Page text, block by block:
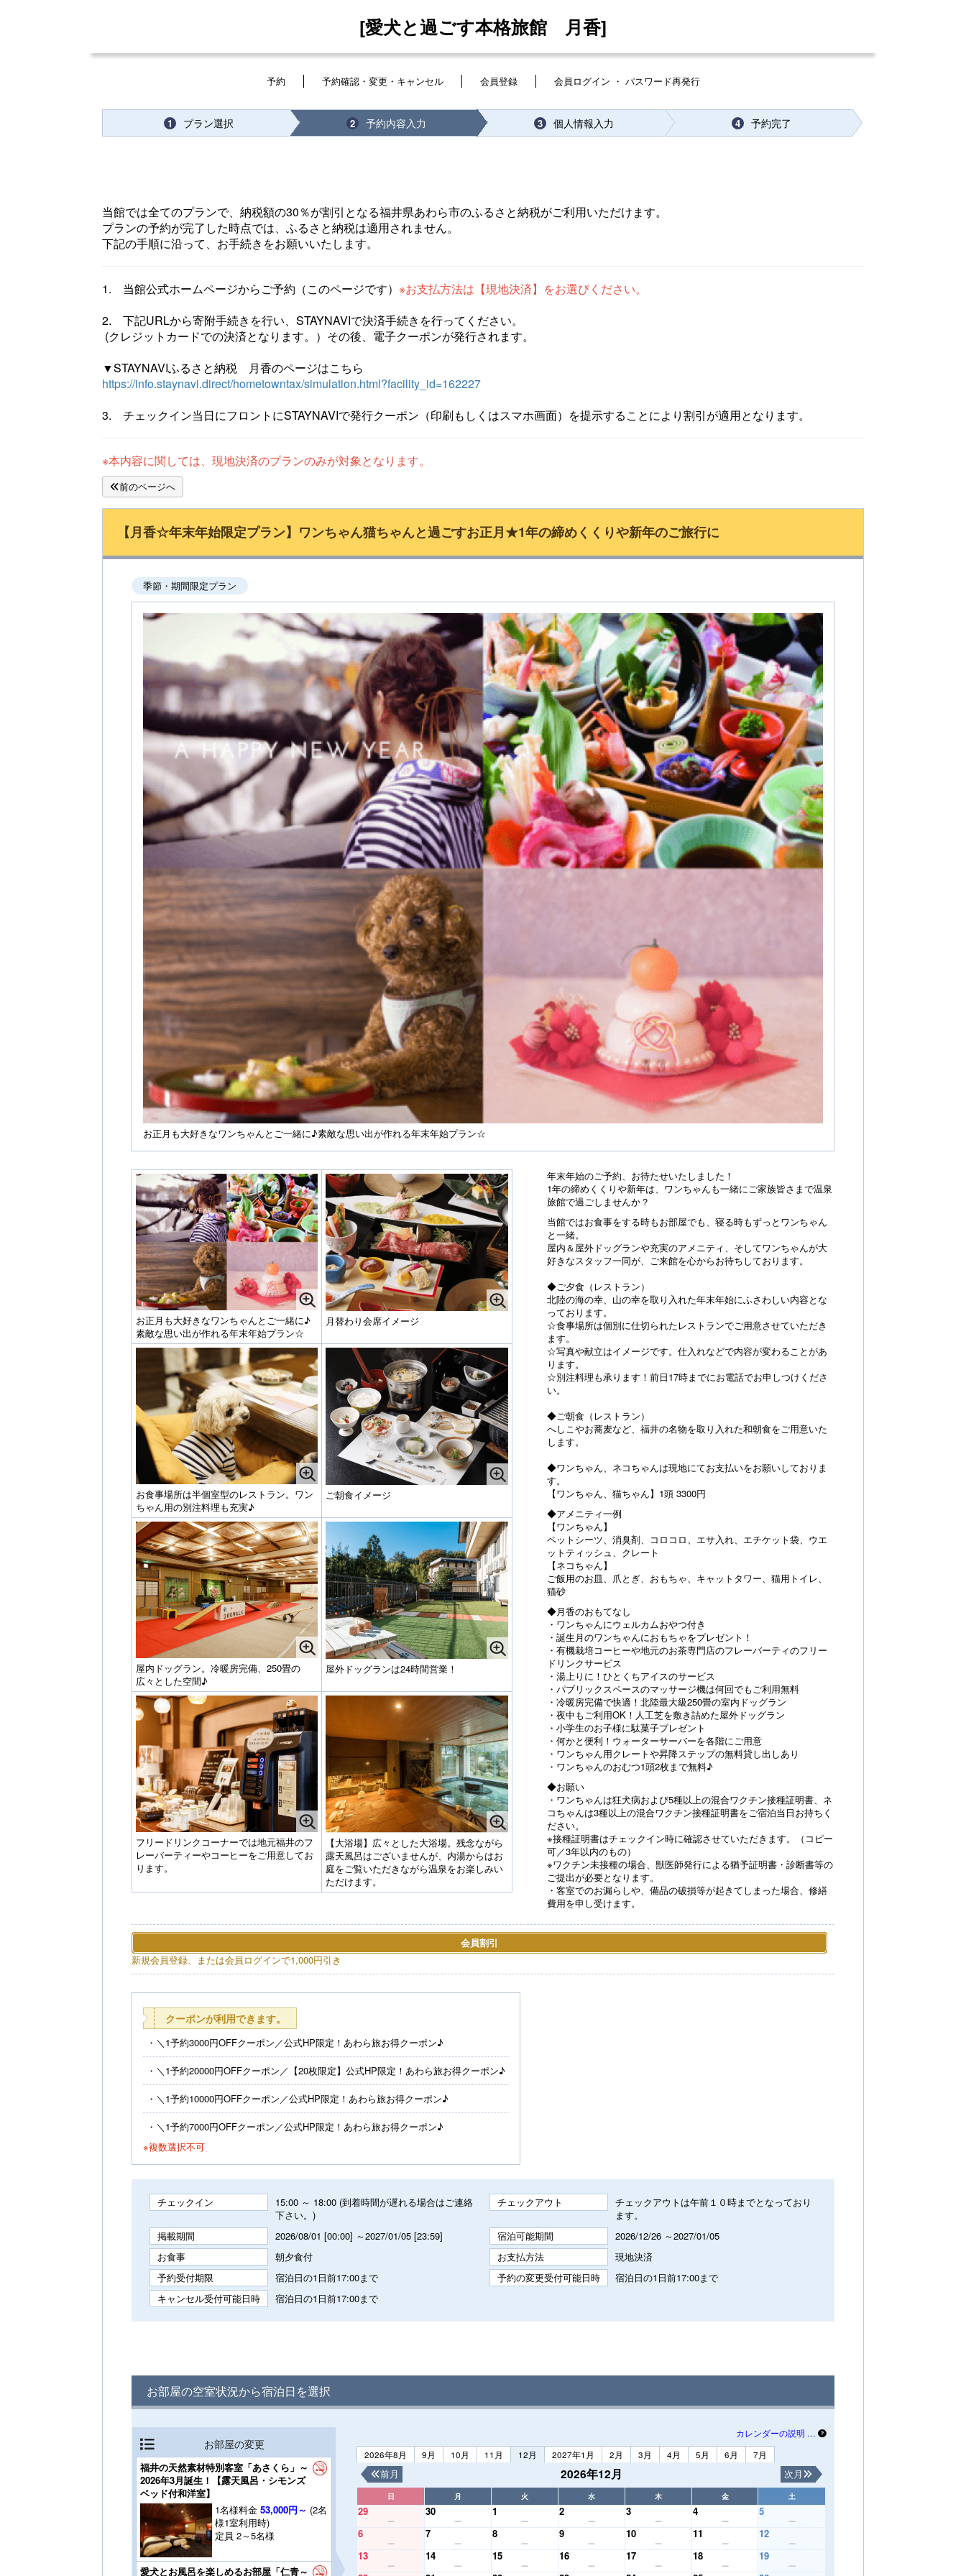
[愛犬と過ごす本格旅館 月香]
予約 予約確認・変更・キャンセル 会員登録 会員ログイン ・ パスワード再発行
1 プラン選択 2 予約内容入力 3 個人情報入力 4 予約完了
当館では全てのプランで、納税額の30％が割引となる福井県あわら市のふるさと納税がご利用いただけます。
プランの予約が完了した時点では、ふるさと納税は適用されません。
下記の手順に沿って、お手続きをお願いいたします。
1. 当館公式ホームページからご予約（このページです） ※お支払方法は【現地決済】をお選びください。
2. 下記URLから寄附手続きを行い、STAYNAVIで決済手続きを行ってください。
(クレジットカードでの決済となります。）その後、電子クーポンが発行されます。
▼STAYNAVIふるさと納税 月香のページはこちら
https://info.staynavi.direct/hometowntax/simulation.html?facility_id=162227
3. チェックイン当日にフロントにSTAYNAVIで発行クーポン（印刷もしくはスマホ画面）を提示することにより割引が適用となります。
※本内容に関しては、現地決済のプランのみが対象となります。
前のページへ
【月香☆年末年始限定プラン】ワンちゃん猫ちゃんと過ごすお正月★1年の締めくくりや新年のご旅行に
季節・期間限定プラン
お正月も大好きなワンちゃんとご一緒に♪素敵な思い出が作れる年末年始プラン☆
年末年始のご予約、お待たせいたしました！
1年の締めくくりや新年は、ワンちゃんも一緒にご家族皆さまで温泉
旅館で過ごしませんか？
当館ではお食事をする時もお部屋でも、寝る時もずっとワンちゃん
と一緒。
屋内＆屋外ドッグランや充実のアメニティ、そしてワンちゃんが大
好きなスタッフ一同が、ご来館を心からお待ちしております。
◆ご夕食（レストラン）
北陸の海の幸、山の幸を取り入れた年末年始にふさわしい内容とな
っております。
☆食事場所は個別に仕切られたレストランでご用意させていただき
ます。
☆写真や献立はイメージです。仕入れなどで内容が変わることがあ
ります。
☆別注料理も承ります！前日17時までにお電話でお申しつけくださ
い。
◆ご朝食（レストラン）
へしこやお蕎麦など、福井の名物を取り入れた和朝食をご用意いた
します。
◆ワンちゃん、ネコちゃんは現地にてお支払いをお願いしておりま
す。
【ワンちゃん、猫ちゃん】1頭 3300円
◆アメニティ一例
【ワンちゃん】
ペットシーツ、消臭剤、コロコロ、エサ入れ、エチケット袋、ウエ
ットティッシュ、クレート
【ネコちゃん】
ご飯用のお皿、爪とぎ、おもちゃ、キャットタワー、猫用トイレ、
猫砂
◆月香のおもてなし
・ワンちゃんにウェルカムおやつ付き
・誕生月のワンちゃんにおもちゃをプレゼント！
・有機栽培コーヒーや地元のお茶専門店のフレーバーティのフリー
ドリンクサービス
・湯上りに！ひとくちアイスのサービス
・パブリックスペースのマッサージ機は何回でもご利用無料
・冷暖房完備で快適！北陸最大級250畳の室内ドッグラン
・夜中もご利用OK！人工芝を敷き詰めた屋外ドッグラン
・小学生のお子様に駄菓子プレゼント
・何かと便利！ウォーターサーバーを各階にご用意
・ワンちゃん用クレートや昇降ステップの無料貸し出しあり
・ワンちゃんのおむつ1頭2枚まで無料♪
◆お願い
・ワンちゃんは狂犬病および5種以上の混合ワクチン接種証明書、ネ
コちゃんは3種以上の混合ワクチン接種証明書をご宿泊当日お持ちく
ださい。
※接種証明書はチェックイン時に確認させていただきます。（コピー
可／3年以内のもの）
※ワクチン未接種の場合、獣医師発行による猶予証明書・診断書等の
ご提出が必要となります。
・客室でのお漏らしや、備品の破損等が起きてしまった場合、修繕
費用を申し受けます。
お正月も大好きなワンちゃんとご一緒に♪
素敵な思い出が作れる年末年始プラン☆
月替わり会席イメージ
お食事場所は半個室型のレストラン。ワン
ちゃん用の別注料理も充実♪
ご朝食イメージ
屋内ドッグラン。冷暖房完備、250畳の
広々とした空間♪
屋外ドッグランは24時間営業！
フリードリンクコーナーでは地元福井のフ
レーバーティーやコーヒーをご用意してお
ります。
【大浴場】広々とした大浴場。残念ながら
露天風呂はございませんが、内湯からはお
庭をご覧いただきながら温泉をお楽しみい
ただけます。
会員割引
新規会員登録、または会員ログインで1,000円引き
クーポンが利用できます。
＼1予約3000円OFFクーポン／公式HP限定！あわら旅お得クーポン♪
＼1予約20000円OFFクーポン／【20枚限定】公式HP限定！あわら旅お得クーポン♪
＼1予約10000円OFFクーポン／公式HP限定！あわら旅お得クーポン♪
＼1予約7000円OFFクーポン／公式HP限定！あわら旅お得クーポン♪
※複数選択不可
チェックイン
15:00 ～ 18:00 (到着時間が遅れる場合はご連絡
下さい。)
チェックアウト
チェックアウトは午前１０時までとなっており
ます。
掲載期間
2026/08/01 [00:00] ～2027/01/05 [23:59] 宿泊可能期間
2026/12/26 ～2027/01/05
お食事
朝夕食付 お支払方法
現地決済
予約受付期限
宿泊日の1日前17:00まで 予約の変更受付可能日時
宿泊日の1日前17:00まで
キャンセル受付可能日時
宿泊日の1日前17:00まで
お部屋の空室状況から宿泊日を選択
お部屋の変更
福井の天然素材特別客室「あさくら」～
2026年3月誕生！【露天風呂・シモンズ
ベッド付和洋室】
1名様料金53,000円～ (2名
様1室利用時)
定員 2～5名様
愛犬とお風呂を楽しめるお部屋「仁青～
カレンダーの説明 …
2026年8月
9月 10月 11月 12月 2027年1月 2月 3月 4月 5月 6月 7月
2026年12月
前月 次月
日 月 火 水 木 金 土
29 30 1 2 3 4
5
6
7 8 9 10 11
12
13
14 15 16 17 18
19